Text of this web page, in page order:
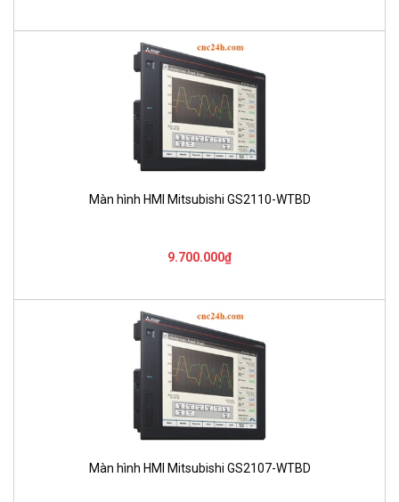
Màn hình HMI Mitsubishi GS2110-WTBD
9.700.000₫
Màn hình HMI Mitsubishi GS2107-WTBD